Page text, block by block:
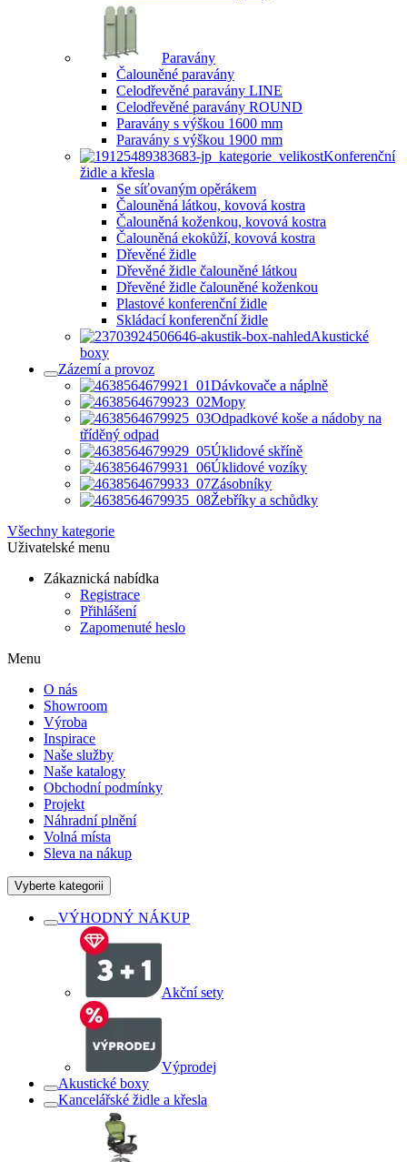
Paravány
Čalouněné paravány
Celodřevěné paravány LINE
Celodřevěné paravány ROUND
Paravány s výškou 1600 mm
Paravány s výškou 1900 mm
Konferenční
židle a křesla
Se síťovaným opěrákem
Čalouněná látkou, kovová kostra
Čalouněná koženkou, kovová kostra
Čalouněná ekokůží, kovová kostra
Dřevěné židle
Dřevěné židle čalouněné látkou
Dřevěné židle čalouněné koženkou
Plastové konferenční židle
Skládací konferenční židle
Akustické
boxy
Zázemí a provoz
Dávkovače a náplně
Mopy
Odpadkové koše a nádoby na
tříděný odpad
Úklidové skříně
Úklidové vozíky
Zásobníky
Žebříky a schůdky
Všechny kategorie
Uživatelské menu
Zákaznická nabídka
Registrace
Přihlášení
Zapomenuté heslo
Menu
O nás
Showroom
Výroba
Inspirace
Naše služby
Naše katalogy
Obchodní podmínky
Projekt
Náhradní plnění
Volná místa
Sleva na nákup
Vyberte kategorii
VÝHODNÝ NÁKUP
Akční sety
Výprodej
Akustické boxy
Kancelářské židle a křesla